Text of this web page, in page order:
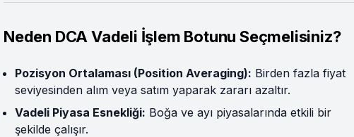
Neden DCA Vadeli İşlem Botunu Seçmelisiniz?
Pozisyon Ortalaması (Position Averaging): Birden fazla fiyat
seviyesinden alım veya satım yaparak zararı azaltır.
Vadeli Piyasa Esnekliği: Boğa ve ayı piyasalarında etkili bir
şekilde çalışır.